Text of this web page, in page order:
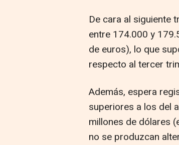
De cara al siguiente
entre 174.000 y
de euros), lo que
respecto al tercer
Además, espera
superiores a los del
millones de dólares
no se produzcan